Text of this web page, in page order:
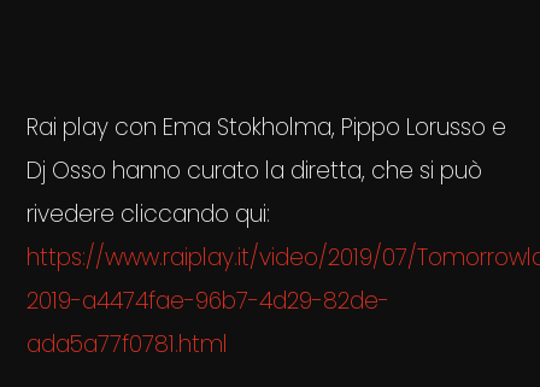
Rai play con Ema Stokholma, Pippo Lorusso e
Dj Osso hanno curato la diretta, che si può
rivedere cliccando qui:
https://www.raiplay.it/video/2019/07/
2019-a4474fae-96b7-4d29-82de-
ada5a77f0781.html